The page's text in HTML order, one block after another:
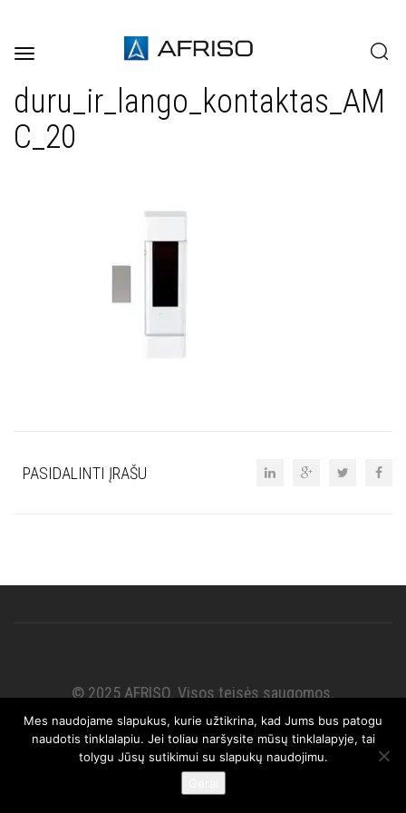
Toggle
duru_ir_lango_kontaktas_AM
C_20
PASIDALINTI ĮRAŠU
© 2025 AFRISO. Visos teisės saugomos.
Mes naudojame slapukus, kurie užtikrina, kad Jums bus patogu
naudotis tinklalapiu. Jei toliau naršysite mūsų tinklalapyje, tai
tolygu Jūsų sutikimui su slapukų naudojimu.